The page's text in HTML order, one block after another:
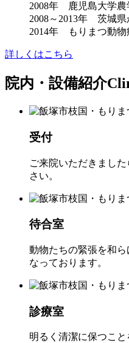
2008年 鹿児島大学
2008～2013年 茨城県
2014年 もりまつ動物
詳しくはこちら
院内・設備紹介
受付
ご来院いただきまし
さい。
待合室
動物たちの緊張を和
なっております。
診療室
明るく清潔に保つこと